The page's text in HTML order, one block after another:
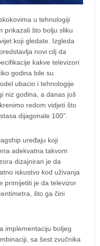
u tehnologiji
prikazali što bolju sliku
koji gledate. Izgleda
novi cilj da
kakve televizori
godina bile su
ubacio i tehnologije
niz godina, a danas još
redom vidjeti što
dijagonale 100”.
uređaju koji
adekvatna takvom
dizajniran je da
iskustvo kod uživanja
primijetiti je da televizor
što ga čini
implementaciju boljeg
sa šest zvučnika